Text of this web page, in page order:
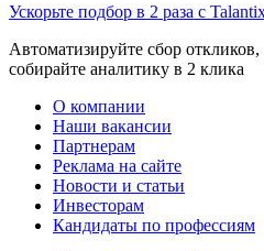
Ускорьте подбор в 2 раза с
Автоматизируйте сбор откликов,
собирайте аналитику в 2 клика
О компании
Наши вакансии
Партнерам
Реклама на сайте
Новости и статьи
Инвесторам
Кандидаты по профессиям